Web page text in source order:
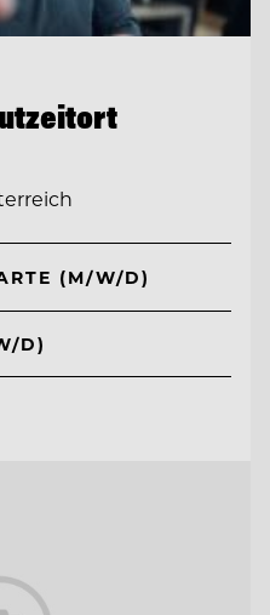
(M/W/D)
D)